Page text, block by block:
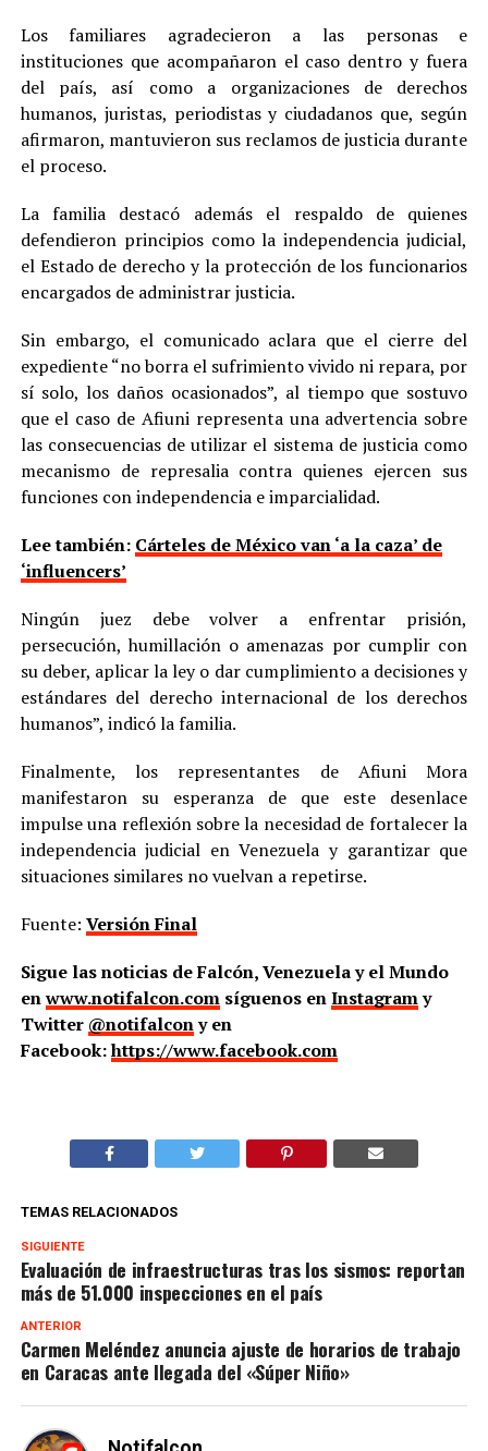
Los familiares agradecieron a las personas e
instituciones que acompañaron el caso dentro y fuera
del país, así como a organizaciones de derechos
humanos, juristas, periodistas y ciudadanos que, según
afirmaron, mantuvieron sus reclamos de justicia durante
el proceso.
La familia destacó además el respaldo de quienes
defendieron principios como la independencia judicial,
el Estado de derecho y la protección de los funcionarios
encargados de administrar justicia.
Sin embargo, el comunicado aclara que el cierre del
expediente “no borra el sufrimiento vivido ni repara, por
sí solo, los daños ocasionados”, al tiempo que sostuvo
que el caso de Afiuni representa una advertencia sobre
las consecuencias de utilizar el sistema de justicia como
mecanismo de represalia contra quienes ejercen sus
funciones con independencia e imparcialidad.
Lee también: Cárteles de México van ‘a la caza’ de
‘influencers’
Ningún juez debe volver a enfrentar prisión,
persecución, humillación o amenazas por cumplir con
su deber, aplicar la ley o dar cumplimiento a decisiones y
estándares del derecho internacional de los derechos
humanos”, indicó la familia.
Finalmente, los representantes de Afiuni Mora
manifestaron su esperanza de que este desenlace
impulse una reflexión sobre la necesidad de fortalecer la
independencia judicial en Venezuela y garantizar que
situaciones similares no vuelvan a repetirse.
Fuente: Versión Final
Sigue las noticias de Falcón, Venezuela y el Mundo
enwww.notifalcon.comsíguenos enInstagramy
Twitter @notifalcony en
Facebook:https://www.facebook.com
TEMAS RELACIONADOS
SIGUIENTE
Evaluación de infraestructuras tras los sismos: reportan
más de 51.000 inspecciones en el país
ANTERIOR
Carmen Meléndez anuncia ajuste de horarios de trabajo
en Caracas ante llegada del «Súper Niño»